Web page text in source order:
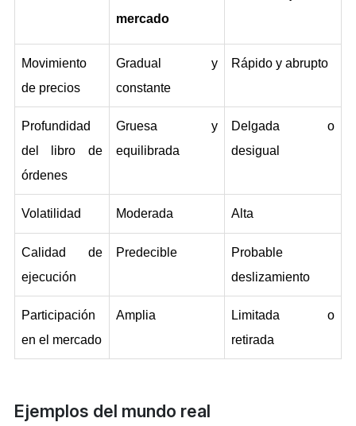
mercado
Movimiento
de precios
Gradual y
constante
Rápido y abrupto
Profundidad
del libro de
órdenes
Gruesa y
equilibrada
Delgada o
desigual
Volatilidad Moderada Alta
Calidad de
ejecución
Predecible
Probable
deslizamiento
Participación
en el mercado
Amplia
Limitada o
retirada
Ejemplos del mundo real